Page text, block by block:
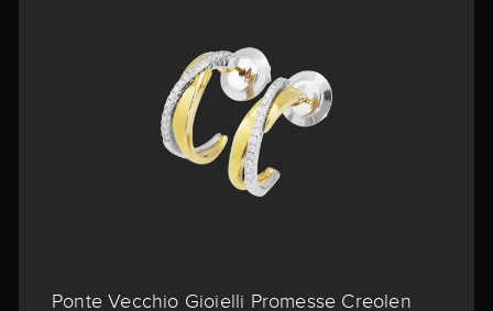
Ponte Vecchio Gioielli Promesse Creolen